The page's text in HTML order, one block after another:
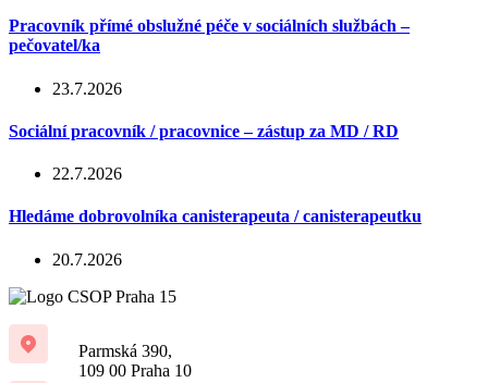
Pracovník přímé obslužné péče v sociálních službách –
pečovatel/ka
23.7.2026
Sociální pracovník / pracovnice – zástup za MD / RD
22.7.2026
Hledáme dobrovolníka canisterapeuta / canisterapeutku
20.7.2026
Parmská 390,
109 00 Praha 10